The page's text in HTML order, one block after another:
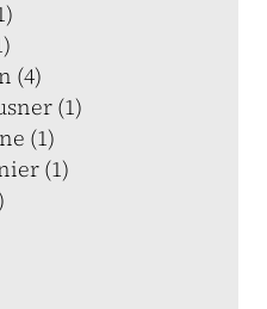
(4)
(1)
(1)
(1)